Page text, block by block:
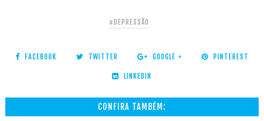
#DEPRESSÃO
FACEBOOK TWITTER GOOGLE + PINTEREST
LINKEDIN
CONFIRA TAMBÉM: